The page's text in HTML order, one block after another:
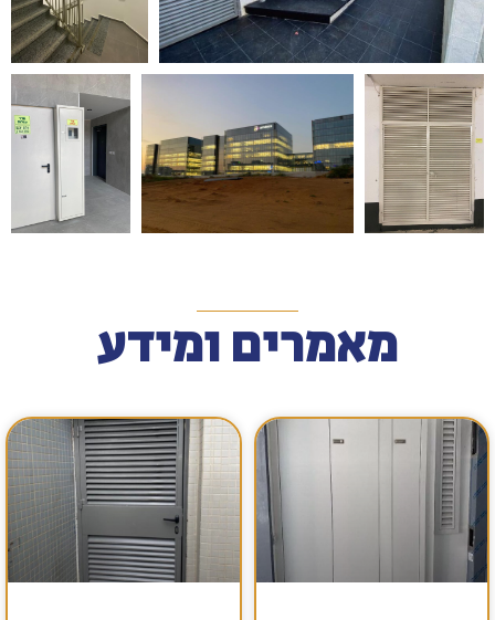
מאמרים ומידע